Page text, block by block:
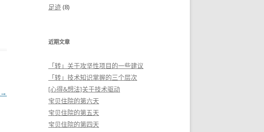
→
足迹 (8)
近期文章
「转」关于攻坚性项目的一些建议
「转」技术知识掌握的三个层次
[心得&想法]关于技术驱动
宝贝住院的第六天
宝贝住院的第五天
宝贝住院的第四天